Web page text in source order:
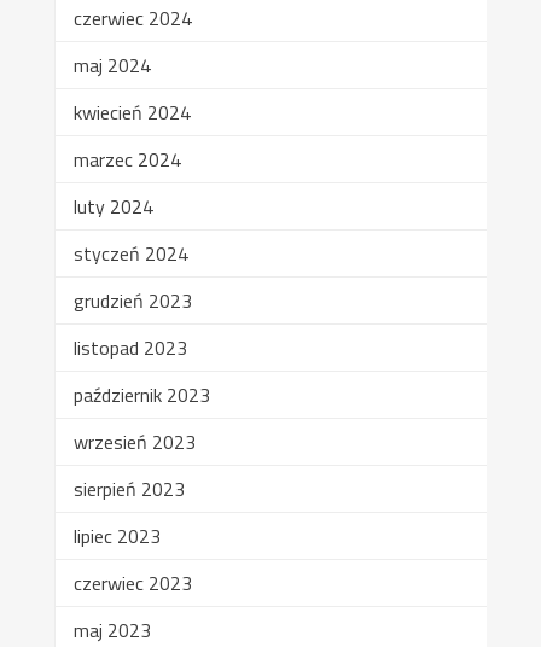
czerwiec 2024
maj 2024
kwiecień 2024
marzec 2024
luty 2024
styczeń 2024
grudzień 2023
listopad 2023
październik 2023
wrzesień 2023
sierpień 2023
lipiec 2023
czerwiec 2023
maj 2023